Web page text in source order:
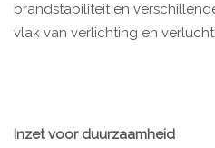
brandstabiliteit en
vlak van verlichting en
Inzet voor duurzaamheid